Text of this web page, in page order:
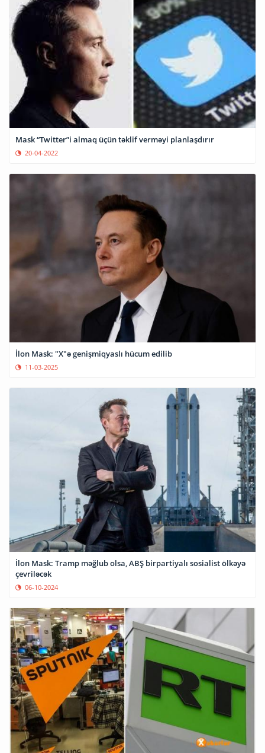
Mask “Twitter”i almaq üçün təklif verməyi planlaşdırır
20-04-2022
İlon Mask: "X"ə genişmiqyaslı hücum edilib
11-03-2025
İlon Mask: Tramp məğlub olsa, ABŞ birpartiyalı sosialist ölkəyə
çevriləcək
06-10-2024